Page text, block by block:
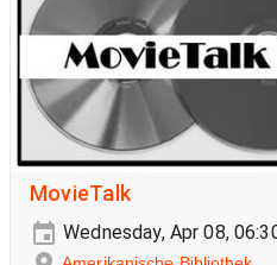
MovieTalk
Wednesday, Apr 08,